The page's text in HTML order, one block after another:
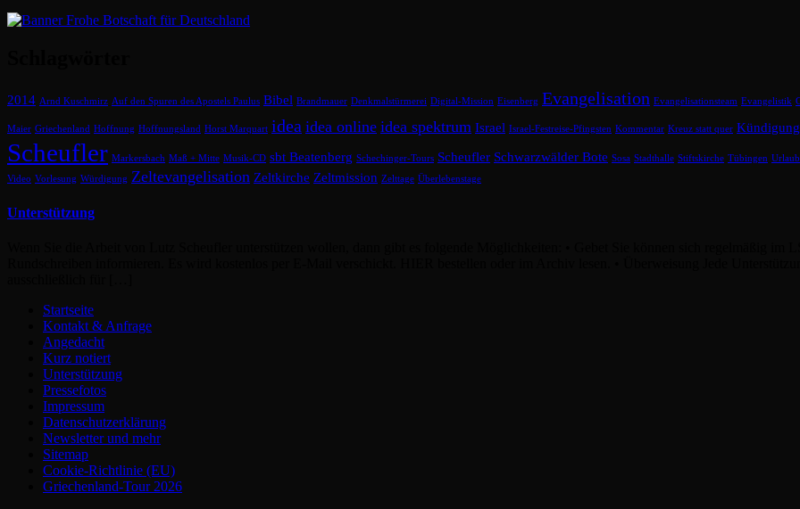
2014 Arnd Kuschmirz Auf den Spuren des Apostels Paulus Bibel Brandmauer Denkmalstürmerei Digital-Mission Eisenberg Evangelisation Evangelisationsteam Evangelistik
Maier Griechenland Hoffnung Hoffnungsland Horst Marquart idea idea online idea spektrum Israel Israel-Festreise-Pfingsten Kommentar Kreuz statt quer Kündigung
Scheufler Markersbach Maß + Mitte Musik-CD sbt Beatenberg Schechinger-Tours Scheufler Schwarzwälder Bote Sosa Stadthalle Stiftskirche Tübingen
Video Vorlesung Würdigung Zeltevangelisation Zeltkirche Zeltmission Zelttage Überlebenstage
Unterstützung
Startseite
Kontakt & Anfrage
Angedacht
Kurz notiert
Unterstützung
Pressefotos
Impressum
Datenschutzerklärung
Newsletter und mehr
Sitemap
Cookie-Richtlinie (EU)
Griechenland-Tour 2026